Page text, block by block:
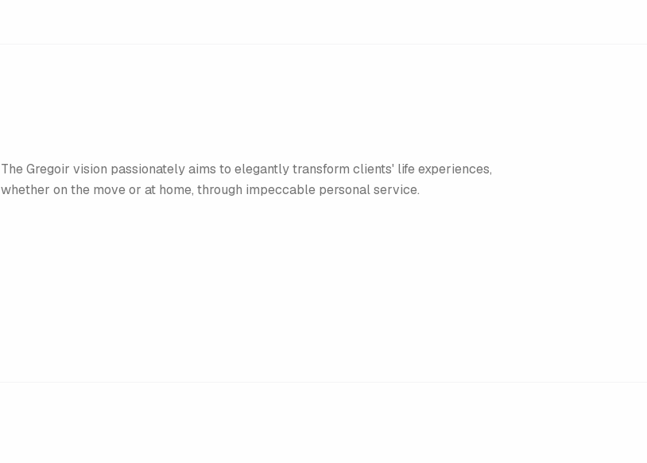
The Gregoir vision passionately aims to elegantly transform clients' life experiences,
whether on the move or at home, through impeccable personal service.